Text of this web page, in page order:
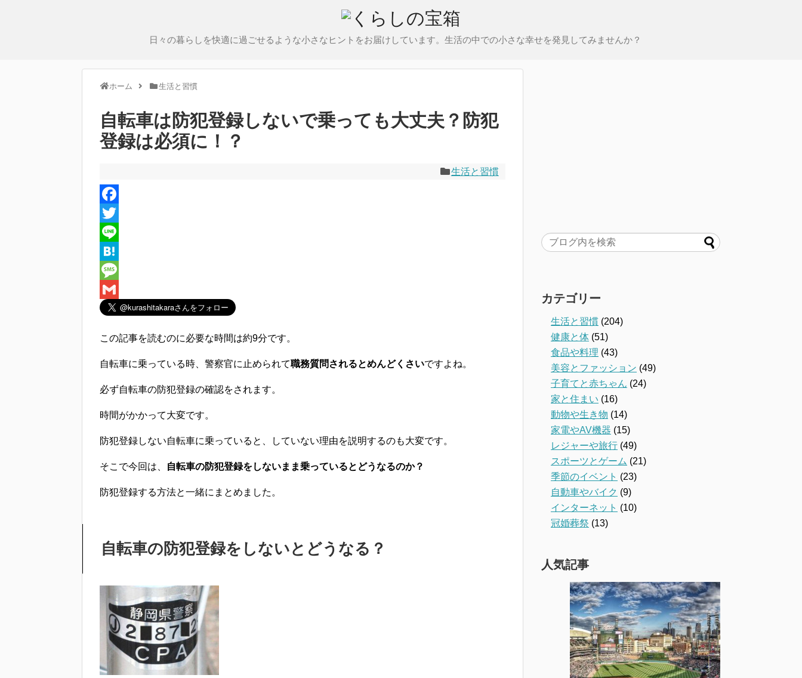
日々の暮らしを快適に過ごせるような小さなヒントをお届けしています。生活の中での小さな幸せを発見してみませんか？
ホーム 生活と習慣
自転車は防犯登録しないで乗っても大丈夫？防犯
登録は必須に！？
生活と習慣
F
a
e
b
o
T
w
i
t
i
n
e
H
a
t
a
M
e
a
g
G
i
この記事を読むのに必要な時間は約9分です。
自転車に乗っている時、警察官に止められて職務質問されるとめんどくさいですよね。
必ず自転車の防犯登録の確認をされます。
時間がかかって大変です。
防犯登録しない自転車に乗っていると、していない理由を説明するのも大変です。
そこで今回は、 自転車の防犯登録をしないまま乗っているとどうなるのか？
防犯登録する方法と一緒にまとめました。
自転車の防犯登録をしないとどうなる？
カテゴリー
生活と習慣 (204)
健康と体 (51)
食品や料理 (43)
美容とファッション (49)
子育てと赤ちゃん (24)
家と住まい (16)
動物や生き物 (14)
家電やAV機器 (15)
レジャーや旅行 (49)
スポーツとゲーム (21)
季節のイベント (23)
自動車やバイク (9)
インターネット (10)
冠婚葬祭 (13)
人気記事